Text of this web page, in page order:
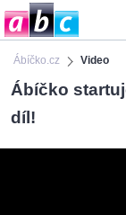
Ábíčko.cz Video
Ábíčko
díl!